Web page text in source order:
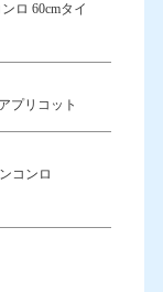
ロ 60cmタイ
プリコット
コンロ